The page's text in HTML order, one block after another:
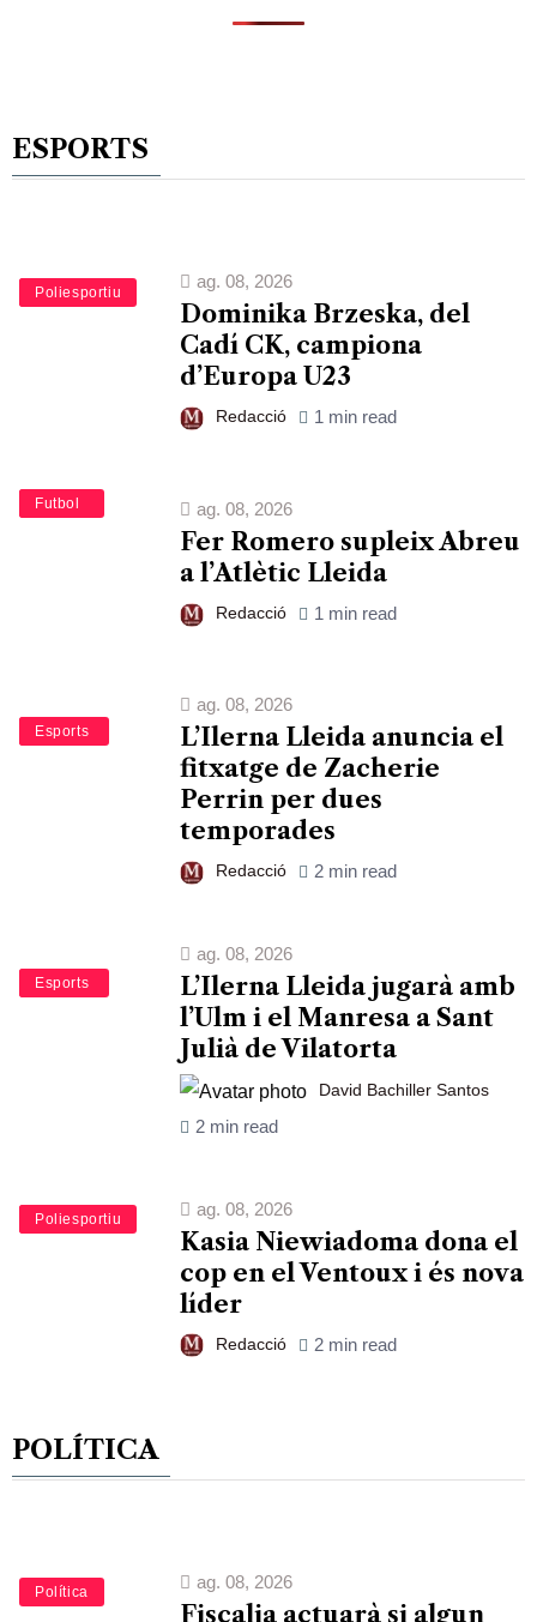
ESPORTS
Esports
Poliesportiu
ag. 08, 2026
Dominika Brzeska, del
Cadí CK, campiona
d’Europa U23
Redacció 1 min read
Esports
Futbol ag. 08, 2026
Fer Romero supleix Abreu
a l’Atlètic Lleida
Redacció 1 min read
Bàsquet
Esports
ag. 08, 2026
L’Ilerna Lleida anuncia el
fitxatge de Zacherie
Perrin per dues
temporades
Redacció 2 min read
Bàsquet
Esports
ag. 08, 2026
L’Ilerna Lleida jugarà amb
l’Ulm i el Manresa a Sant
Julià de Vilatorta
David Bachiller Santos
2 min read
Esports
Poliesportiu
ag. 08, 2026
Kasia Niewiadoma dona el
cop en el Ventoux i és nova
líder
Redacció 2 min read
POLÍTICA
Política
ag. 08, 2026
Fiscalia actuarà si algun